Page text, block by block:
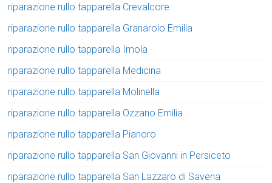
riparazione rullo tapparella Crevalcore
riparazione rullo tapparella Granarolo Emilia
riparazione rullo tapparella Imola
riparazione rullo tapparella Medicina
riparazione rullo tapparella Molinella
riparazione rullo tapparella Ozzano Emilia
riparazione rullo tapparella Pianoro
riparazione rullo tapparella San Giovanni in Persiceto
riparazione rullo tapparella San Lazzaro di Savena